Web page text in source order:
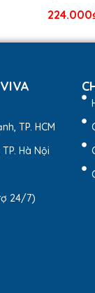
Phẩm
Sản
tiện lợi –
một lần ấn nút
224.000
TP. HCM
Hà Nội
24/7)